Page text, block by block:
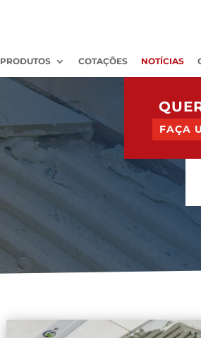
PRODUTOS COTAÇÕES NOTÍCIAS
FAÇA